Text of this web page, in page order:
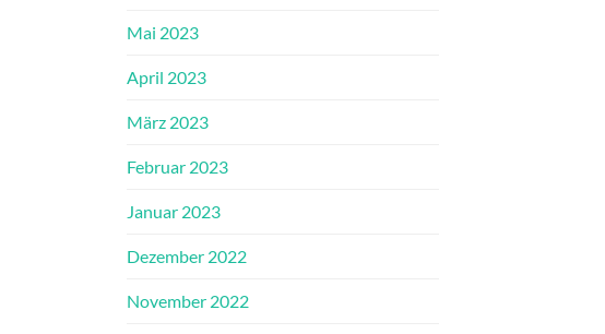
Mai 2023
April 2023
März 2023
Februar 2023
Januar 2023
Dezember 2022
November 2022